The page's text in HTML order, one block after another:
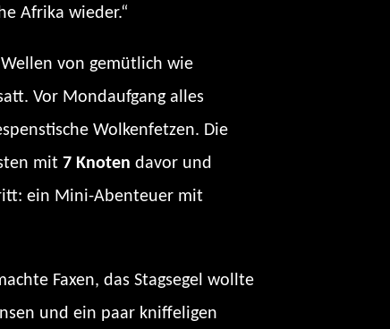
Afrika wieder.“
von gemütlich wie
Vor Mondaufgang alles
Wolkenfetzen. Die
mit 7 Knoten davor und
ein Mini-Abenteuer mit
Faxen, das Stagsegel wollte
und ein paar kniffeligen